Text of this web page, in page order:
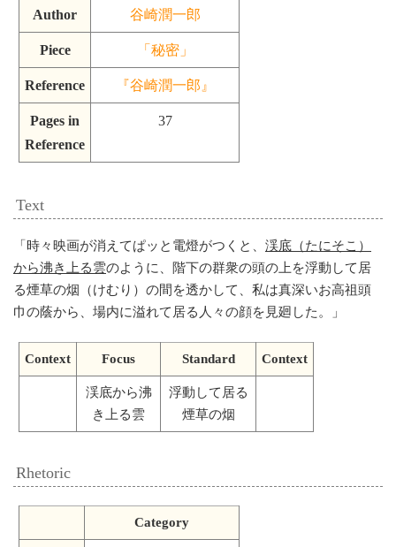
Author 谷崎潤一郎
Piece 「秘密」
Reference 『谷崎潤一郎』
Pages in
Reference
37
Text
「 時々映画が消えてぱッと電燈がつくと、 渓底（たにそこ）
から沸き上る雲のように、階下の群衆の頭の上を浮動して居
る煙草の烟（けむり）の間を透かして、私は真深いお高祖頭
巾の蔭から、場内に溢れて居る人々の顔を見廻した。
」
Context Focus Standard Context
渓底から沸
き上る雲
浮動して居る
煙草の烟
Rhetoric
Category